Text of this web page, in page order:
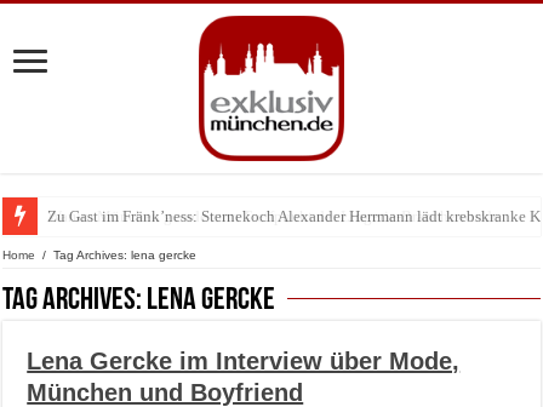
Zu Gast im Fränk’ness: Sternekoch Alexander Herrmann lädt krebskranke
Warum München gerade zum Treffpunkt der Lingerie-Branche wurde
Home / Tag Archives: lena gercke
Tag Archives: lena gercke
Lena Gercke im Interview über Mode,
München und Boyfriend